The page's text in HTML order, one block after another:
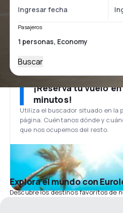
Pasajeros
Buscar
¡Reserva tu vuelo
minutos!
Utiliza el buscador situado en la
página. Cuéntanos dónde y
que nos ocupemos del resto.
Explora el mundo con
Descubre los destinos favoritos de